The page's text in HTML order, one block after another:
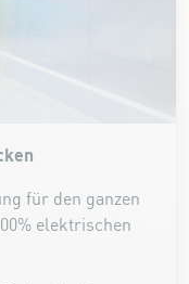
für den ganzen
elektrischen